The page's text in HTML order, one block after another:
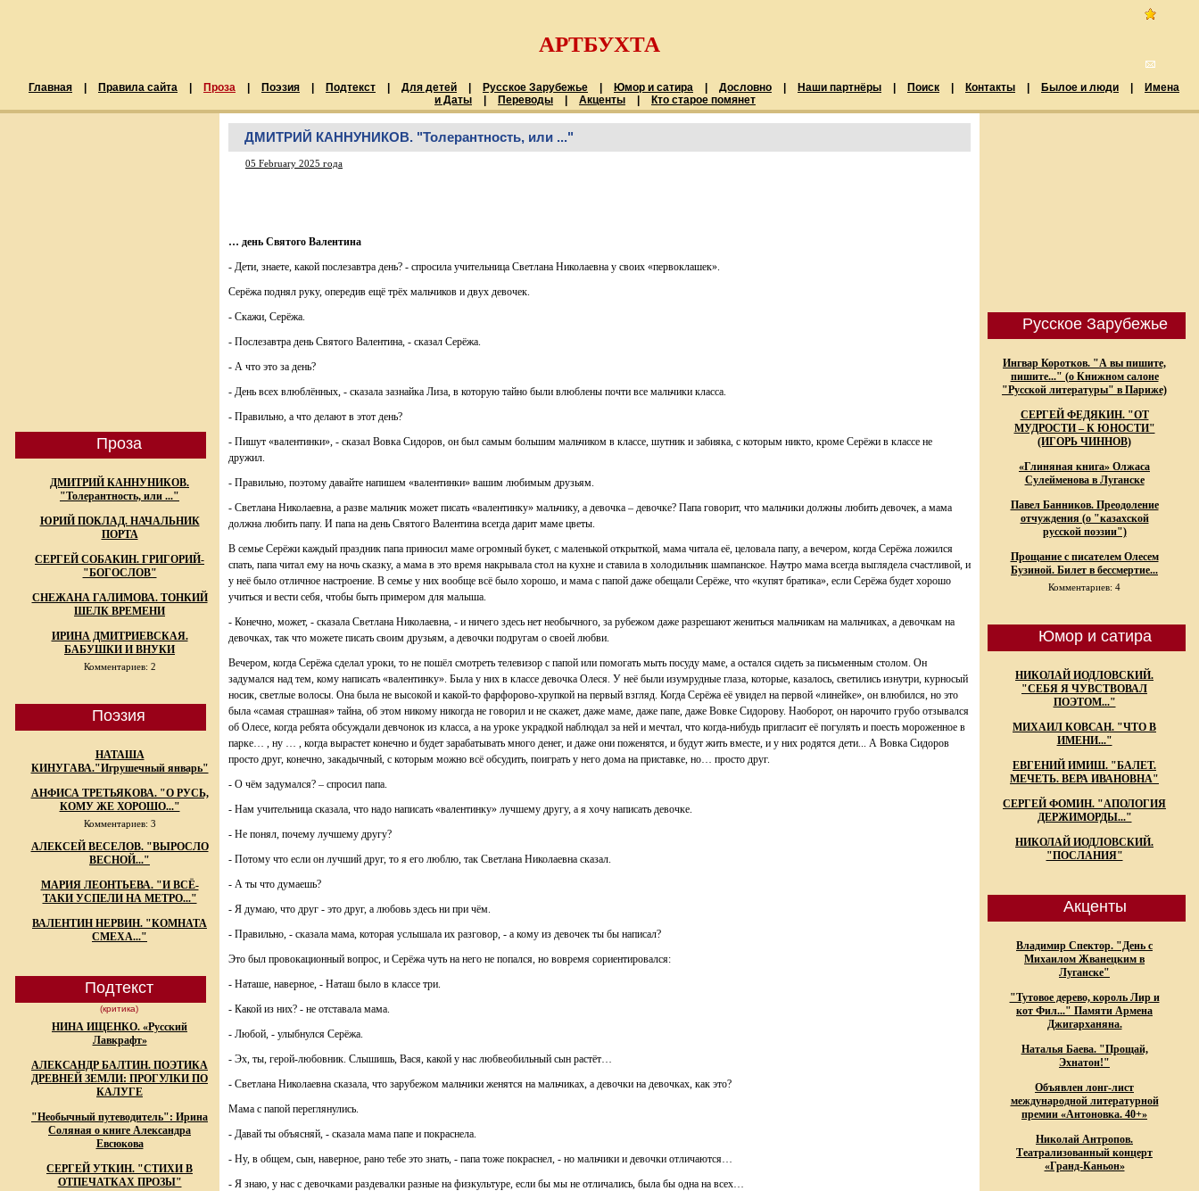
АРТБУХТА
Главная Правила сайта Проза Поэзия Подтекст Для детей Русское Зарубежье Юмор и сатира Дословно Наши партнёры Поиск Контакты Былое и люди
Имена
и Даты
Переводы Акценты Кто старое помянет
Проза
ДМИТРИЙ КАННУНИКОВ.
"Толерантность, или ..."
ЮРИЙ ПОКЛАД. НАЧАЛЬНИК
ПОРТА
СЕРГЕЙ СОБАКИН. ГРИГОРИЙ-
"БОГОСЛОВ"
СНЕЖАНА ГАЛИМОВА. ТОНКИЙ
ШЕЛК ВРЕМЕНИ
ИРИНА ДМИТРИЕВСКАЯ.
БАБУШКИ И ВНУКИ
Комментариев: 2
Поэзия
НАТАША
КИНУГАВА."Игрушечный январь"
АНФИСА ТРЕТЬЯКОВА. "О РУСЬ,
КОМУ ЖЕ ХОРОШО..."
Комментариев: 3
АЛЕКСЕЙ ВЕСЕЛОВ. "ВЫРОСЛО
ВЕСНОЙ..."
МАРИЯ ЛЕОНТЬЕВА. "И ВСЁ-
ТАКИ УСПЕЛИ НА МЕТРО..."
ВАЛЕНТИН НЕРВИН. "КОМНАТА
СМЕХА..."
Подтекст
(критика)
НИНА ИЩЕНКО. «Русский
Лавкрафт»
АЛЕКСАНДР БАЛТИН. ПОЭТИКА
ДРЕВНЕЙ ЗЕМЛИ: ПРОГУЛКИ ПО
КАЛУГЕ
"Необычный путеводитель": Ирина
Соляная о книге Александра
Евсюкова
СЕРГЕЙ УТКИН. "СТИХИ В
ОТПЕЧАТКАХ ПРОЗЫ"
ДМИТРИЙ КАННУНИКОВ. "Толерантность, или ..."
05 February 2025 года
… день Святого Валентина
- Дети, знаете, какой послезавтра день? - спросила учительница Светлана Николаевна у своих «первоклашек».
Серёжа поднял руку, опередив ещё трёх мальчиков и двух девочек.
- Скажи, Серёжа.
- Послезавтра день Святого Валентина, - сказал Серёжа.
- А что это за день?
- День всех влюблённых, - сказала зазнайка Лиза, в которую тайно были влюблены почти все мальчики класса.
- Правильно, а что делают в этот день?
- Пишут «валентинки», - сказал Вовка Сидоров, он был самым большим мальчиком в классе, шутник и забияка, с которым никто, кроме Серёжи в классе не
дружил.
- Правильно, поэтому давайте напишем «валентинки» вашим любимым друзьям.
- Светлана Николаевна, а разве мальчик может писать «валентинку» мальчику, а девочка – девочке? Папа говорит, что мальчики должны любить девочек, а мама
должна любить папу. И папа на день Святого Валентина всегда дарит маме цветы.
В семье Серёжи каждый праздник папа приносил маме огромный букет, с маленькой открыткой, мама читала её, целовала папу, а вечером, когда Серёжа ложился
спать, папа читал ему на ночь сказку, а мама в это время накрывала стол на кухне и ставила в холодильник шампанское. Наутро мама всегда выглядела счастливой, и
у неё было отличное настроение. В семье у них вообще всё было хорошо, и мама с папой даже обещали Серёже, что «купят братика», если Серёжа будет хорошо
учиться и вести себя, чтобы быть примером для малыша.
- Конечно, может, - сказала Светлана Николаевна, - и ничего здесь нет необычного, за рубежом даже разрешают жениться мальчикам на мальчиках, а девочкам на
девочках, так что можете писать своим друзьям, а девочки подругам о своей любви.
Вечером, когда Серёжа сделал уроки, то не пошёл смотреть телевизор с папой или помогать мыть посуду маме, а остался сидеть за письменным столом. Он
задумался над тем, кому написать «валентинку». Была у них в классе девочка Олеся. У неё были изумрудные глаза, которые, казалось, светились изнутри, курносый
носик, светлые волосы. Она была не высокой и какой-то фарфорово-хрупкой на первый взгляд. Когда Серёжа её увидел на первой «линейке», он влюбился, но это
была «самая страшная» тайна, об этом никому никогда не говорил и не скажет, даже маме, даже папе, даже Вовке Сидорову. Наоборот, он нарочито грубо отзывался
об Олесе, когда ребята обсуждали девчонок из класса, а на уроке украдкой наблюдал за ней и мечтал, что когда-нибудь пригласит её погулять и поесть мороженное в
парке… , ну … , когда вырастет конечно и будет зарабатывать много денег, и даже они поженятся, и будут жить вместе, и у них родятся дети... А Вовка Сидоров
просто друг, конечно, закадычный, с которым можно всё обсудить, поиграть у него дома на приставке, но… просто друг.
- О чём задумался? – спросил папа.
- Нам учительница сказала, что надо написать «валентинку» лучшему другу, а я хочу написать девочке.
- Не понял, почему лучшему другу?
- Потому что если он лучший друг, то я его люблю, так Светлана Николаевна сказал.
- А ты что думаешь?
- Я думаю, что друг - это друг, а любовь здесь ни при чём.
- Правильно, - сказала мама, которая услышала их разговор, - а кому из девочек ты бы написал?
Это был провокационный вопрос, и Серёжа чуть на него не попался, но вовремя сориентировался:
- Наташе, наверное, - Наташ было в классе три.
- Какой из них? - не отставала мама.
- Любой, - улыбнулся Серёжа.
- Эх, ты, герой-любовник. Слышишь, Вася, какой у нас любвеобильный сын растёт…
- Светлана Николаевна сказала, что зарубежом мальчики женятся на мальчиках, а девочки на девочках, как это?
Мама с папой переглянулись.
- Давай ты объясняй, - сказала мама папе и покраснела.
- Ну, в общем, сын, наверное, рано тебе это знать, - папа тоже покраснел, - но мальчики и девочки отличаются…
- Я знаю, у нас с девочками раздевалки разные на физкультуре, если бы мы не отличались, была бы одна на всех…
Русское Зарубежье
Ингвар Коротков. "А вы пишите,
пишите..." (о Книжном салоне
"Русской литературы" в Париже)
СЕРГЕЙ ФЕДЯКИН. "ОТ
МУДРОСТИ – К ЮНОСТИ"
(ИГОРЬ ЧИННОВ)
«Глиняная книга» Олжаса
Сулейменова в Луганске
Павел Банников. Преодоление
отчуждения (о "казахской
русской поэзии")
Прощание с писателем Олесем
Бузиной. Билет в бессмертие...
Комментариев: 4
Юмор и сатира
НИКОЛАЙ ИОДЛОВСКИЙ.
"СЕБЯ Я ЧУВСТВОВАЛ
ПОЭТОМ..."
МИХАИЛ КОВСАН. "ЧТО В
ИМЕНИ..."
ЕВГЕНИЙ ИМИШ. "БАЛЕТ.
МЕЧЕТЬ. ВЕРА ИВАНОВНА"
СЕРГЕЙ ФОМИН. "АПОЛОГИЯ
ДЕРЖИМОРДЫ..."
НИКОЛАЙ ИОДЛОВСКИЙ.
"ПОСЛАНИЯ"
Акценты
Владимир Спектор. "День с
Михаилом Жванецким в
Луганске"
"Тутовое дерево, король Лир и
кот Фил..." Памяти Армена
Джигарханяна.
Наталья Баева. "Прощай,
Эхнатон!"
Объявлен лонг-лист
международной литературной
премии «Антоновка. 40+»
Николай Антропов.
Театрализованный концерт
«Гранд-Каньон»